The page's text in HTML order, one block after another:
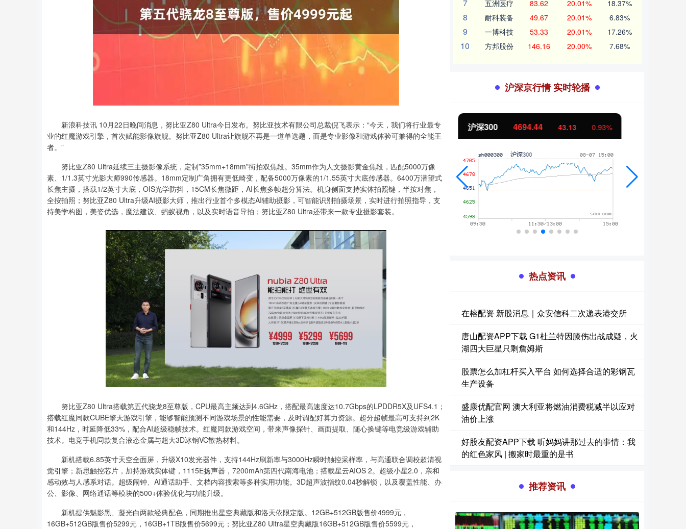
新浪科技讯 10月22日晚间消息，努比亚Z80 Ultra今日发布。努比亚技术有限公司总裁倪飞表示：“今天，我们将行业最专
业的红魔游戏引擎，首次赋能影像旗舰。努比亚Z80 Ultra让旗舰不再是一道单选题，而是专业影像和游戏体验可兼得的全能王
者。”
努比亚Z80 Ultra延续三主摄影像系统，定制”35mm+18mm”街拍双焦段。35mm作为人文摄影黄金焦段，匹配5000万像
素、1/1.3英寸光影大师990传感器。18mm定制广角拥有更低畸变，配备5000万像素的1/1.55英寸大底传感器。6400万潜望式
长焦主摄，搭载1/2英寸大底，OIS光学防抖，15CM长焦微距，AI长焦多帧超分算法。机身侧面支持实体拍照键，半按对焦，
全按拍照；努比亚Z80 Ultra升级AI摄影大师，推出行业首个多模态AI辅助摄影，可智能识别拍摄场景，实时进行拍照指导，支
持美学构图，美姿优选，魔法建议、蚂蚁视角，以及实时语音导拍；努比亚Z80 Ultra还带来一款专业摄影套装。
努比亚Z80 Ultra搭载第五代骁龙8至尊版，CPU最高主频达到4.6GHz，搭配最高速度达10.7Gbps的LPDDR5X及UFS4.1；
搭载红魔同款CUBE擎天游戏引擎，能够智能预测不同游戏场景的性能需要，及时调配好算力资源。超分超帧最高可支持到2K
和144Hz，时延降低33%，配合AI超级稳帧技术。红魔同款游戏空间，带来声像探针、画面提取、随心换键等电竞级游戏辅助
技术。电竞手机同款复合液态金属与超大3D冰钢VC散热材料。
新机搭载6.85英寸天空全面屏，升级X10发光器件，支持144Hz刷新率与3000Hz瞬时触控采样率，与高通联合调校超清视
觉引擎；新思触控芯片，加持游戏实体键，1115E扬声器，7200mAh第四代南海电池；搭载星云AIOS 2。超级小星2.0，亲和
感动效与人感系对话。超级闹钟、AI通话助手、文档内容搜索等多种实用功能。3D超声波指纹0.04秒解锁，以及覆盖性能、办
公、影像、网络通话等模块的500+体验优化与功能升级。
新机提供魅影黑、凝光白两款经典配色，同期推出星空典藏版和洛天依限定版。12GB+512GB版售价4999元，
16GB+512GB版售价5299元，16GB+1TB版售价5699元；努比亚Z80 Ultra星空典藏版16GB+512GB版售价5599元，
7 五洲医疗 83.62 20.01% 18.37%
8 耐科装备 49.67 20.01% 6.83%
9 一博科技 53.33 20.01% 17.26%
10 方邦股份 146.16 20.00% 7.68%
沪深京行情 实时轮播
深证成指 14311.01 200.89 1.42% 沪深300 4694.44 43.13 0.93% 北证50 1134.24 11.37 1.01%
热点资讯
在榕配资 新股消息｜众安信科二次递表港交所
唐山配资APP下载 G1杜兰特因膝伤出战成疑，火
湖四大巨星只剩詹姆斯
股票怎么加杠杆买入平台 如何选择合适的彩钢瓦
生产设备
盛康优配官网 澳大利亚将燃油消费税减半以应对
油价上涨
好股友配资APP下载 听妈妈讲那过去的事情：我
的红色家风 | 搬家时最重的是书
推荐资讯